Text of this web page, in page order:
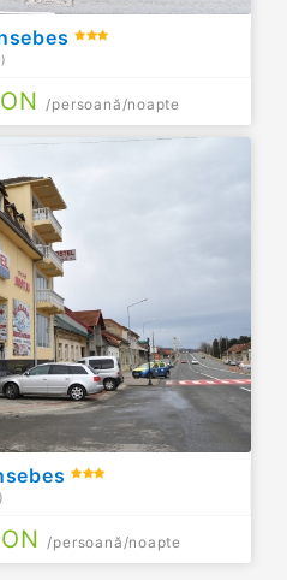
/persoană/noapte
/persoană/noapte